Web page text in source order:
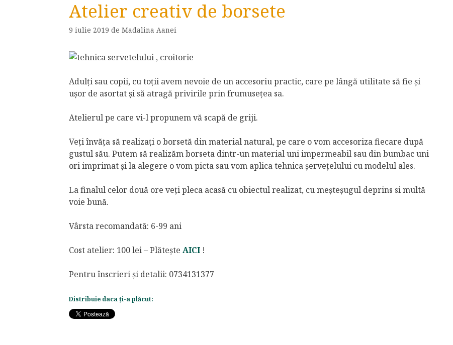
Atelier creativ de borsete
9 iulie 2019 de Madalina Aanei
Adulți sau copii, cu toții avem nevoie de un accesoriu practic, care pe lângă utilitate să fie și
ușor de asortat și să atragă privirile prin frumusețea sa.
Atelierul pe care vi-l propunem vă scapă de griji.
Veți învăța să realizați o borsetă din material natural, pe care o vom accesoriza fiecare după
gustul său. Putem să realizăm borseta dintr-un material uni impermeabil sau din bumbac uni
ori imprimat și la alegere o vom picta sau vom aplica tehnica șervețelului cu modelul ales.
La finalul celor două ore veți pleca acasă cu obiectul realizat, cu meșteșugul deprins si multă
voie bună.
Vârsta recomandată: 6-99 ani
Cost atelier: 100 lei – Plătește AICI !
Pentru înscrieri și detalii: 0734131377
Distribuie daca ți-a plăcut: